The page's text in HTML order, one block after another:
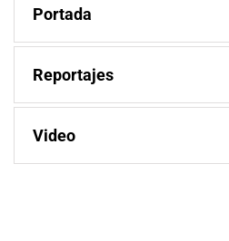
Portada
Reportajes
Video